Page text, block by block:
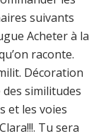
suivants
Acheter à la
raconte.
Décoration
similitudes
et les voies
Tu sera